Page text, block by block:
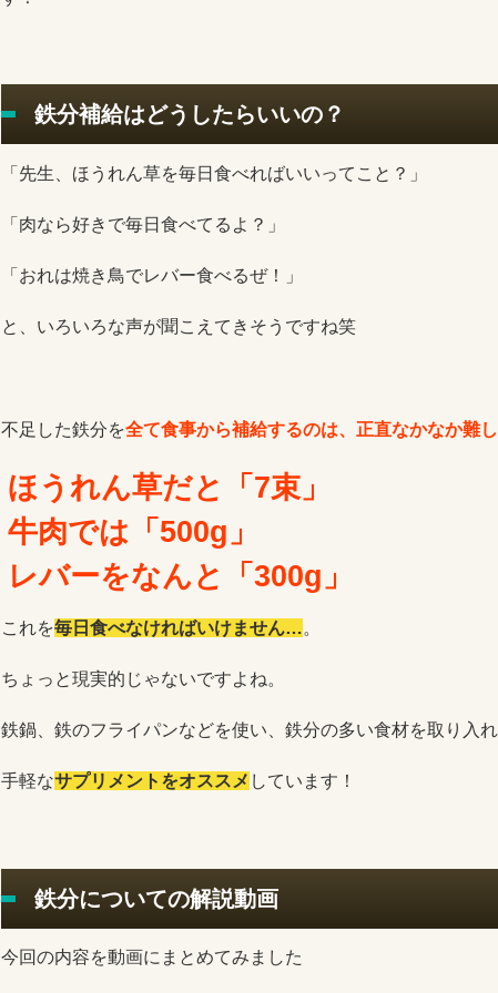
鉄分補給はどうしたらいいの？
「先生、ほうれん草を毎日食べればいいってこと？」
「肉なら好きで毎日食べてるよ？」
「おれは焼き鳥でレバー食べるぜ！」
と、いろいろな声が聞こえてきそうですね笑
不足した鉄分を全て食事から補給するのは、正直なかなか難
ほうれん草だと「7束」
牛肉では「500g」
レバーをなんと「300g」
これを毎日食べなければいけません…。
ちょっと現実的じゃないですよね。
鉄鍋、鉄のフライパンなどを使い、鉄分の多い食材を取り入れ
手軽なサプリメントをオススメ しています！
鉄分についての解説動画
今回の内容を動画にまとめてみました